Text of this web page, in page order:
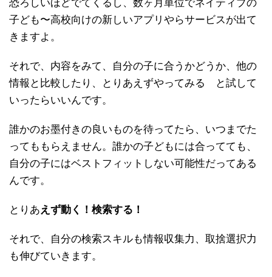
恐ろしいほどでてくるし、数ヶ月単位でネイティブの
子ども〜高校向けの新しいアプリやらサービスが出て
きますよ。
それで、内容をみて、自分の子に合うかどうか、他の
情報と比較したり、とりあえずやってみる と試して
いったらいいんです。
誰かのお墨付きの良いものを待ってたら、いつまでた
ってももらえません。誰かの子どもには合ってても、
自分の子にはベストフィットしない可能性だってある
んです。
とりあ えず動く！検索する！
それで、自分の検索スキルも情報収集力、取捨選択力
も伸びていきます。